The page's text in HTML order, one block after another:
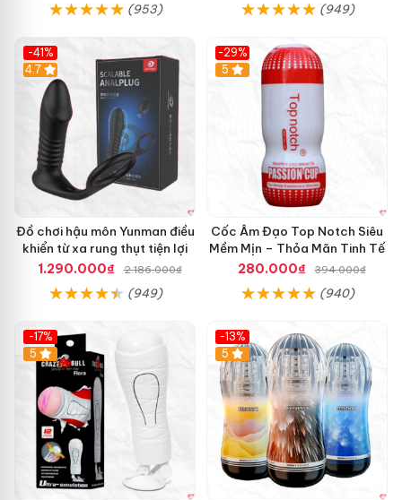
(953) (949)
-41%
Hot
4.7
Đồ chơi hậu môn Yunman điều
khiển từ xa rung thụt tiện lợi
1.290.000₫
2.186.000₫
(949)
-29%
5
Cốc Âm Đạo Top Notch Siêu
Mềm Mịn – Thỏa Mãn Tinh Tế
280.000₫
394.000₫
(940)
-17%
5
-13%
Hot
5